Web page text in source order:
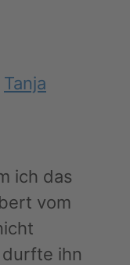
Tanja
ich das
vom
ihn